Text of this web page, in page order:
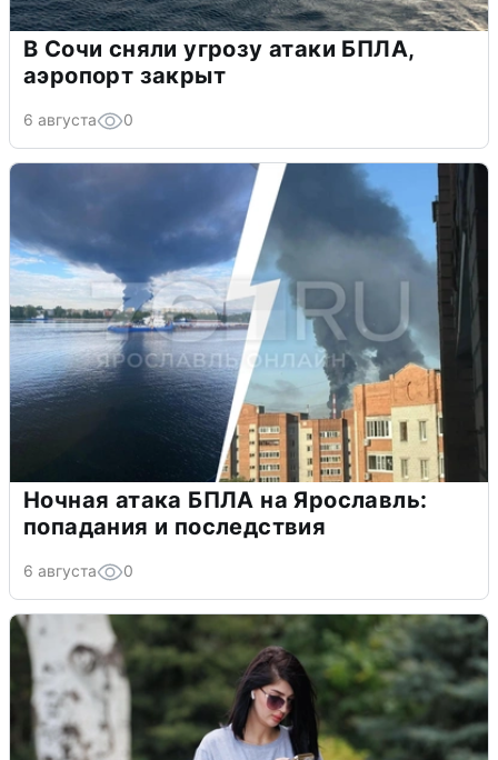
В Сочи сняли угрозу атаки БПЛА,
аэропорт закрыт
6 августа 0
Ночная атака БПЛА на Ярославль:
попадания и последствия
6 августа 0